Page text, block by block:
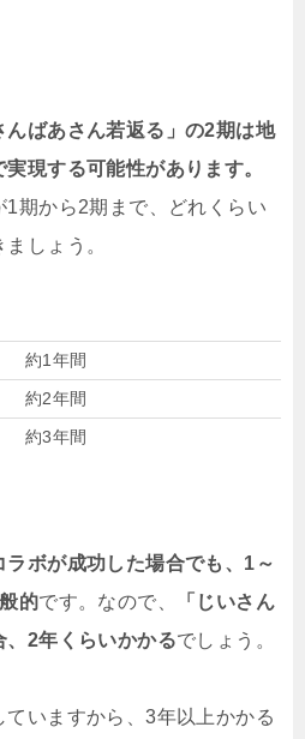
んばあさん若返る」の2期は地
現する可能性があります。
期から2期まで、どれくらい
しょう。
約1年間
約2年間
約3年間
ラボが成功した場合でも、1～
的です。なので、
「じいさん
、2年くらいかかるでしょう。
いますから、3年以上かかる